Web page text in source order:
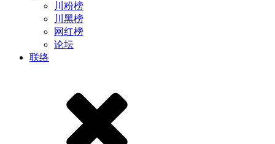
川粉榜
川黑榜
网红榜
论坛
联络